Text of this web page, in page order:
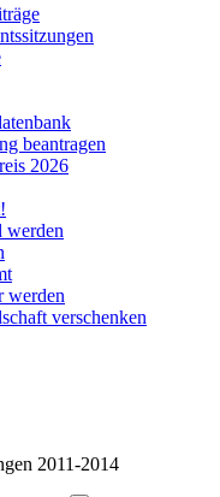
beantragen
2026
werden
werden
verschenken
2011-2014